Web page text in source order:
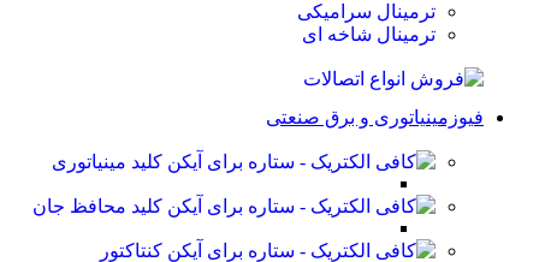
ترمینال سرامیکی
ترمینال شاخه ای
فیوزمینیاتوری و برق صنعتی
کلید مینیاتوری
کلید محافظ جان
کنتاکتور